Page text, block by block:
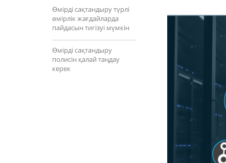
Өмірді сақтандыру түрлі
өмірлік жағдайларда
пайдасын тигізуі мүмкін
Өмірді сақтандыру
полисін қалай таңдау
керек